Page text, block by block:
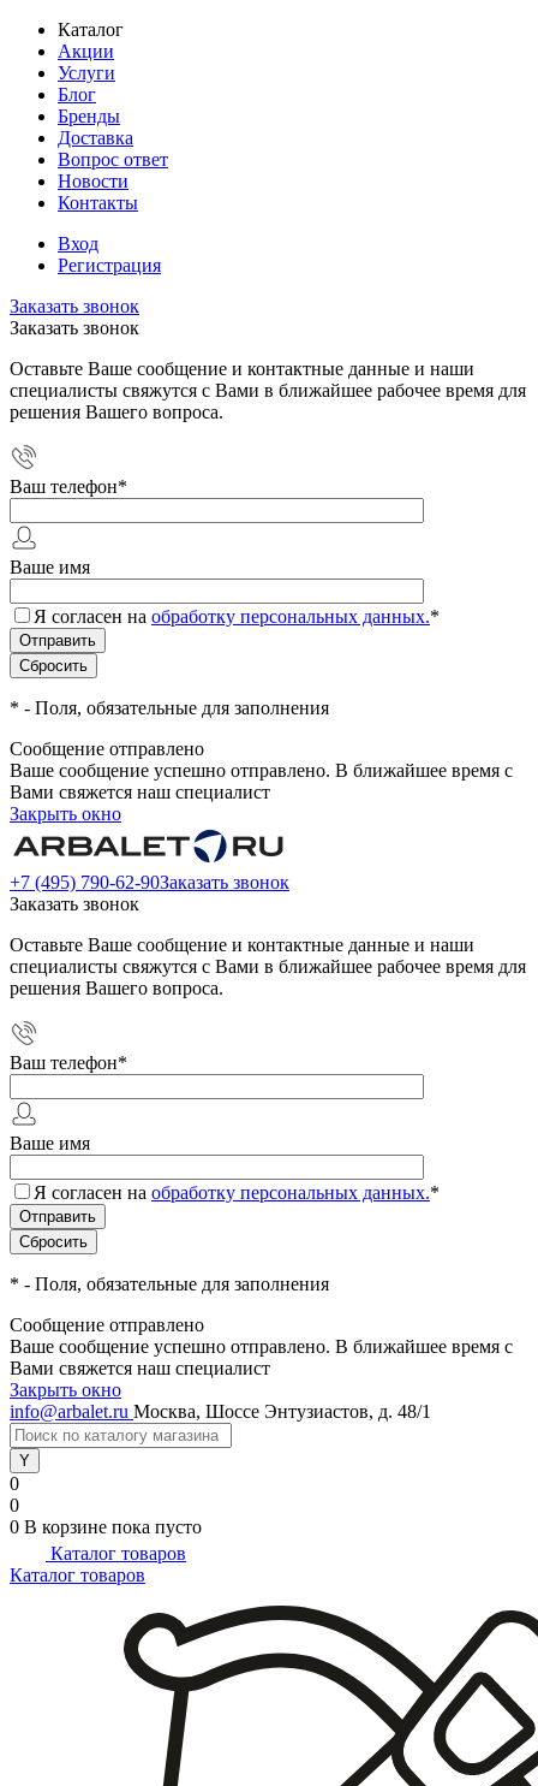
Каталог
Акции
Услуги
Блог
Бренды
Доставка
Вопрос ответ
Новости
Контакты
Вход
Регистрация
Заказать звонок
Заказать звонок
Оставьте Ваше сообщение и контактные данные и наши
специалисты свяжутся с Вами в ближайшее рабочее время для
решения Вашего вопроса.
Ваш телефон*
Ваше имя
Я согласен на обработку персональных данных.*
* - Поля, обязательные для заполнения
Сообщение отправлено
Ваше сообщение успешно отправлено. В ближайшее время с
Вами свяжется наш специалист
Закрыть окно
+7 (495) 790-62-90Заказать звонок
Заказать звонок
Оставьте Ваше сообщение и контактные данные и наши
специалисты свяжутся с Вами в ближайшее рабочее время для
решения Вашего вопроса.
Ваш телефон*
Ваше имя
Я согласен на обработку персональных данных.*
* - Поля, обязательные для заполнения
Сообщение отправлено
Ваше сообщение успешно отправлено. В ближайшее время с
Вами свяжется наш специалист
Закрыть окно
info@arbalet.ru Москва, Шоссе Энтузиастов, д. 48/1
0
0
0 В корзине пока пусто
Каталог товаров
Каталог товаров